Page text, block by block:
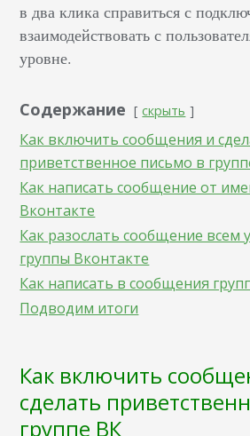
в два клика справиться с
взаимодействовать с
уровне.
Содержание скрыть
Как включить сообщения и
приветственное письмо в
Как написать сообщение от
Вконтакте
Как разослать сообщение всем
группы Вконтакте
Как написать в сообщения
Подводим итоги
Как включить
сделать
группе ВК